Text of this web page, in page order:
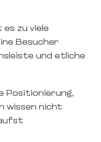
es zu viele
Besucher
und etliche
Positionierung,
wissen nicht